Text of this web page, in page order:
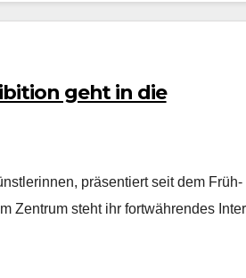
geht in die
präsen­tiert seit dem Früh­
Zen­trum ste­ht ihr fortwähren­des